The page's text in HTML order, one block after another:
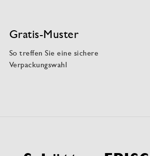
Gratis-Muster
So treffen Sie eine sichere
Verpackungswahl